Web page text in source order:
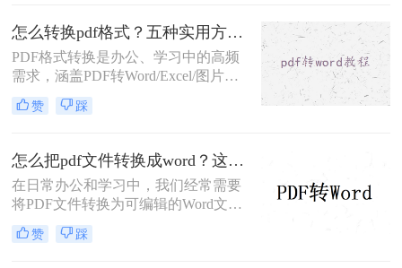
Word文档，以便进行编辑和修改。那
么如何将pdf转换成word呢？本文将介
绍三种将PDF转换成Word的实用方
法。
怎么转换pdf格式？五种实用方法全解析！
PDF格式转换是办公、学习中的高频
需求，涵盖PDF转Word/Excel/图片、
其他文件转PDF等多种场景。那么怎
么转换pdf格式呢？本文将介绍实用方
赞 踩
怎么把pdf文件转换成word？这2种方法快来试试吧！
在日常办公和学习中，我们经常需要
将PDF文件转换为可编辑的Word文
档，以便进行修改、编辑或进一步处
理。那么怎么把pdf文件转换成word
赞 踩